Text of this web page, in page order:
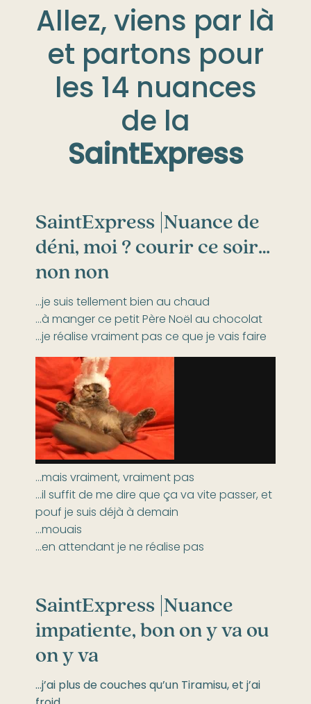
Allez, viens par là
et partons pour
les 14 nuances
de la
SaintExpress
SaintExpress |Nuance de
déni, moi ? courir ce soir…
non non
…je suis tellement bien au chaud
…à manger ce petit Père Noël au chocolat
…je réalise vraiment pas ce que je vais faire
…mais vraiment, vraiment pas
…il suffit de me dire que ça va vite passer, et
pouf je suis déjà à demain
…mouais
…en attendant je ne réalise pas
SaintExpress |Nuance
impatiente, bon on y va ou
on y va
…j’ai plus de couches qu’un Tiramisu, et j’ai